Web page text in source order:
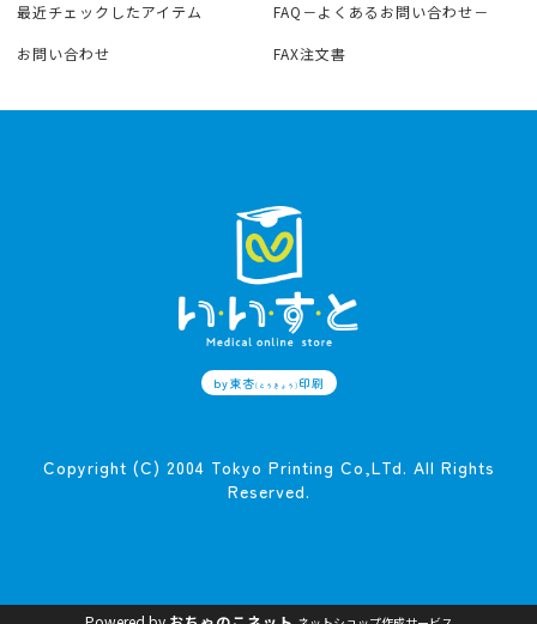
最近チェックしたアイテム FAQ－よくあるお問い合わせ－
お問い合わせ FAX注文書
by東杏(とうきょう) 印刷
Copyright (C) 2004 Tokyo Printing Co,LTd. All Rights
Reserved.